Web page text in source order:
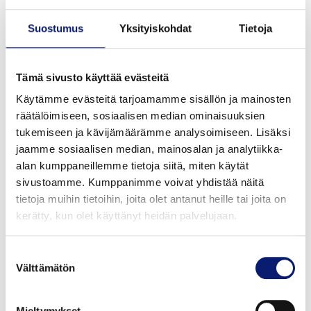
Suostumus Yksityiskohdat Tietoja
Tämä sivusto käyttää evästeitä
Käytämme evästeitä tarjoamamme sisällön ja mainosten
räätälöimiseen, sosiaalisen median ominaisuuksien
tukemiseen ja kävijämäärämme analysoimiseen. Lisäksi
jaamme sosiaalisen median, mainosalan ja analytiikka-
alan kumppaneillemme tietoja siitä, miten käytät
sivustoamme. Kumppanimme voivat yhdistää näitä
tietoja muihin tietoihin, joita olet antanut heille tai joita on
kerätty, kun olet käyttänyt heidän palvelujaan.
valinta
Välttämätön
Volvon omistajien on helppo edesauttaa
liikenneturvallisuutta tietoja jakamalla. Tietojen jakamisen
jälkeen varoittaa kuljettajaa edessä olevasta
onnettomuudesta kojelaudan hätävilkkuvaroituksella ja
tuulilasinäytössä, jos sellainen on käytössä. Vain oleellisia
tietoja jaetaan toisten autojen kanssa, ja tiedot ovat
anonyymeja yksityisyyden turvaamiseksi.
Lisätietoja
Accident Ahead Alert -toiminto on tällä hetkellä
alkaen. Se tulee pian saataville samoihin